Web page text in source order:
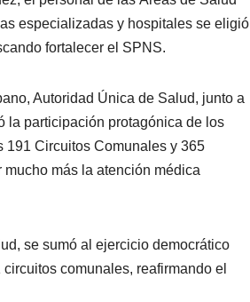
especializadas y hospitales se eligió
fortalecer el SPNS.
Autoridad Única de Salud, junto a
la participación protagónica de los
191 Circuitos Comunales y 365
más la atención médica
se sumó al ejercicio democrático
comunales, reafirmando el